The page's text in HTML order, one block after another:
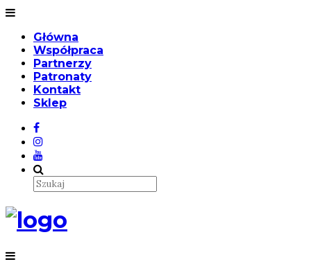
Główna
Współpraca
Partnerzy
Patronaty
Kontakt
Sklep